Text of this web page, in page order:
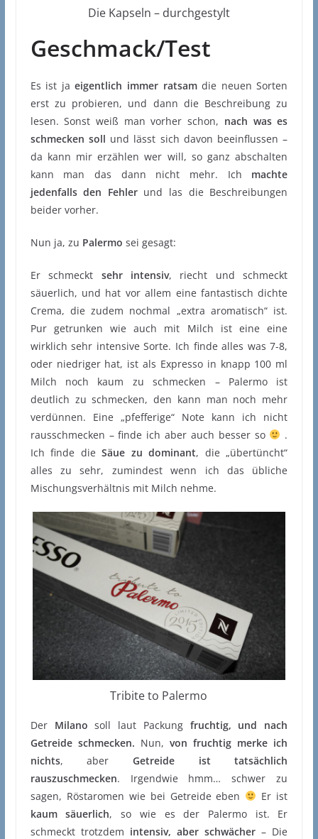
Die Kapseln – durchgestylt
Geschmack/Test
Es ist jaeigentlich immer ratsamdie neuen Sorten
erst zu probieren, und dann die Beschreibung zu
lesen. Sonst weiß man vorher schon, nach was es
schmecken soll und lässt sich davon beeinflussen –
da kann mir erzählen wer will, so ganz abschalten
kann man das dann nicht mehr. Ich machte
jedenfalls den Fehlerund las die Beschreibungen
beider vorher.
Nun ja, zu Palermo sei gesagt:
Er schmeckt sehr intensiv, riecht und schmeckt
säuerlich, und hat vor allem eine fantastisch dichte
Crema, die zudem nochmal „extra aromatisch“ ist.
Pur getrunken wie auch mit Milch ist eine eine
wirklich sehr intensive Sorte. Ich finde alles was 7-8,
oder niedriger hat, ist als Expresso in knapp 100 ml
Milch noch kaum zu schmecken – Palermo ist
deutlich zu schmecken, den kann man noch mehr
verdünnen. Eine „pfefferige“ Note kann ich nicht
rausschmecken – finde ich aber auch besser so
.
Ich finde dieSäue zu dominant, die „übertüncht“
alles zu sehr, zumindest wenn ich das übliche
Mischungsverhältnis mit Milch nehme.
Tribite to Palermo
Der Milano soll laut Packungfruchtig, und nach
Getreide schmecken. Nun, von fruchtig merke ich
nichts, aber Getreide ist tatsächlich
rauszuschmecken. Irgendwie hmm… schwer zu
sagen, Röstaromen wie bei Getreide eben
Er ist
kaum säuerlich, so wie es der Palermo ist. Er
schmeckt trotzdem intensiv, aber schwächer – Die